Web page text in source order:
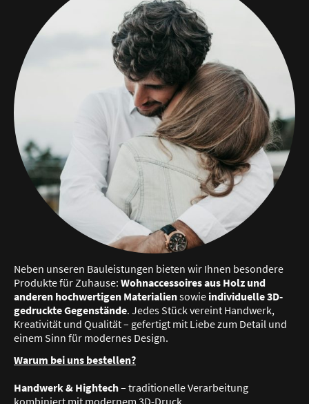
Neben unseren Bauleistungen bieten wir Ihnen besondere
Produkte für Zuhause: Wohnaccessoires aus Holz und
anderen hochwertigen Materialiensowie individuelle 3D-
gedruckte Gegenstände. Jedes Stück vereint Handwerk,
Kreativität und Qualität – gefertigt mit Liebe zum Detail und
einem Sinn für modernes Design.
Warum bei uns bestellen?
Handwerk & Hightech– traditionelle Verarbeitung
kombiniert mit modernem 3D-Druck.